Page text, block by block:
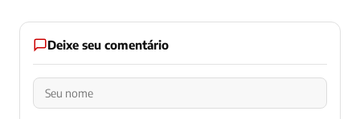
Deixe seu comentário